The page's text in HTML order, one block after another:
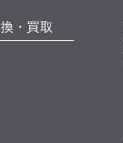
・買取